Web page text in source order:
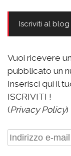
Iscriviti al blog
Vuoi ricevere
pubblicato un
Inserisci qui il
ISCRIVITI !
(Privacy Policy)
Indirizzo
e-